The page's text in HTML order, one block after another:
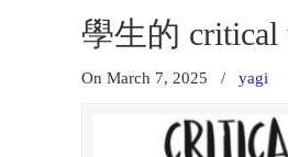
學生的 critical
On March 7, 2025 / yagi